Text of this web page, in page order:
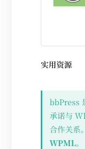
实用资源
bbPress
承诺与
合作关系
WPML。